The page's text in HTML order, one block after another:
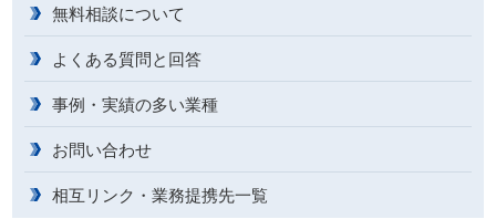
無料相談について
よくある質問と回答
事例・実績の多い業種
お問い合わせ
相互リンク・業務提携先一覧